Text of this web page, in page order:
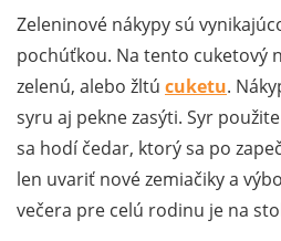
Zeleninové nákypy sú
pochúťkou. Na tento cuketový
zelenú, alebo žltú cuketu.
syru aj pekne zasýti. Syr
sa hodí čedar, ktorý sa po
len uvariť nové zemiačiky a
večera pre celú rodinu je na